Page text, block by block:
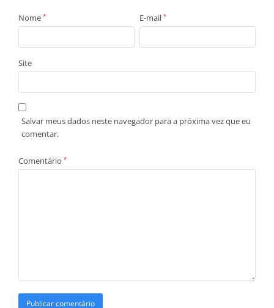
Nome * E-mail *
Site
Salvar meus dados neste navegador para a próxima vez que eu
comentar.
Comentário *